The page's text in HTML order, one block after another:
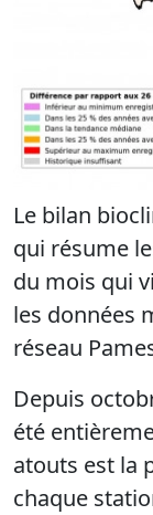
Le bilan
qui résume
du mois qui
les données
réseau
Depuis
été
atouts est la
chaque